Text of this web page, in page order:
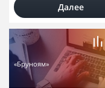
Далее
«Бруноям»